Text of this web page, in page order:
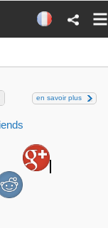
en savoir plus